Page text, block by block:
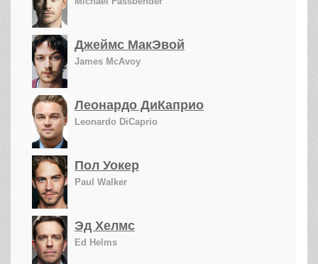
Джеймс МакЭвой
James McAvoy
Леонардо ДиКаприо
Leonardo DiCaprio
Пол Уокер
Paul Walker
Эд Хелмс
Ed Helms